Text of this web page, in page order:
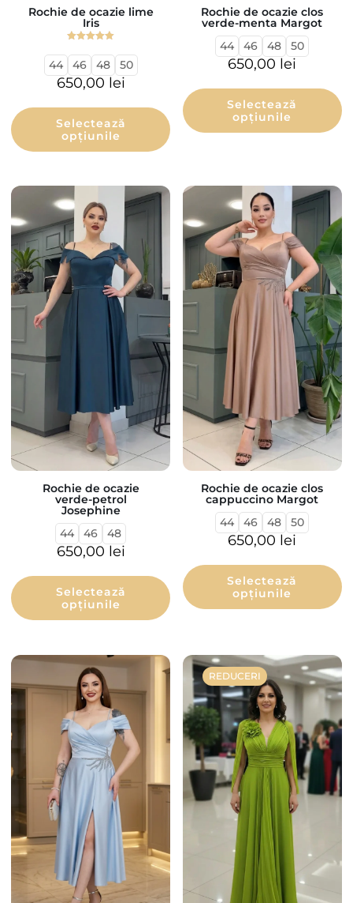
Rochie de ocazie lime
Iris
5.00
din 5
44 46 48 50
650,00 lei
Selectează
opțiunile
Rochie de ocazie clos
verde-menta Margot
44
46 48 50
650,00 lei
Selectează
opțiunile
Rochie de ocazie
verde-petrol
Josephine
44
46 48
650,00 lei
Selectează
opțiunile
Rochie de ocazie clos
cappuccino Margot
44
46 48 50
650,00 lei
Selectează
opțiunile
REDUCERI